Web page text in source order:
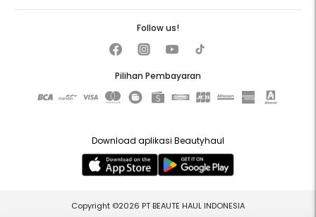
Pilihan Pembayaran
Follow us!
Download aplikasi Beautyhaul
Copyright ©2026 PT BEAUTE HAUL INDONESIA